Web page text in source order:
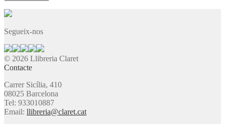
Segueix-nos
© 2026 Llibreria Claret
Contacte
Carrer Sicília, 410
08025 Barcelona
Tel: 933010887
Email: llibreria@claret.cat